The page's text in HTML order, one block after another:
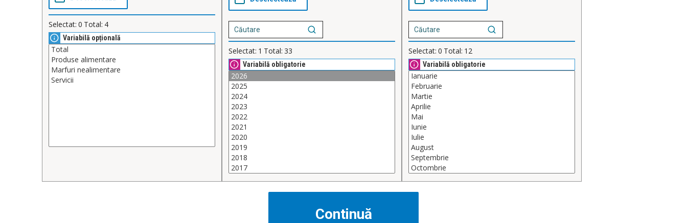
Selectat: 0 Total: 4
Variabilă opțională
Selectat: 1 Total: 33
Variabilă obligatorie
Selectat: 0 Total: 12
Variabilă obligatorie